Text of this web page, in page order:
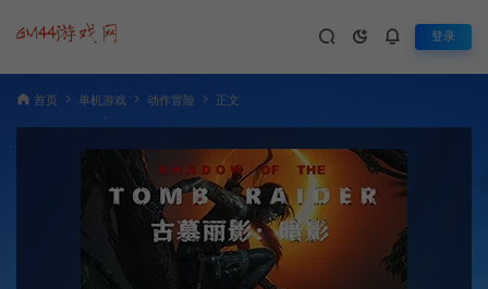
登录
首页 单机游戏 动作冒险 正文